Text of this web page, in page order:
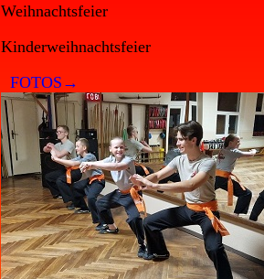
Weihnachtsfeier
Kinderweihnachtsfeier
FOTOS→